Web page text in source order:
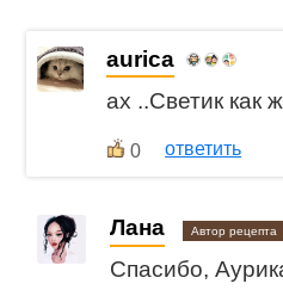
aurica
ах ..Светик как
0 ответить
Лана Автор рецепта
Спасибо,